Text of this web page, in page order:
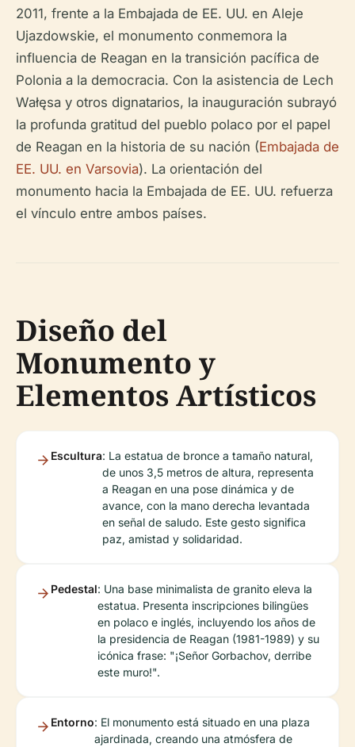
2011, frente a la Embajada de EE. UU. en Aleje
Ujazdowskie, el monumento conmemora la
influencia de Reagan en la transición pacífica de
Polonia a la democracia. Con la asistencia de Lech
Wałęsa y otros dignatarios, la inauguración subrayó
la profunda gratitud del pueblo polaco por el papel
de Reagan en la historia de su nación (Embajada de
EE. UU. en Varsovia). La orientación del
monumento hacia la Embajada de EE. UU. refuerza
el vínculo entre ambos países.
Diseño del
Monumento y
Elementos Artísticos
Escultura: La estatua de bronce a tamaño natural,
de unos 3,5 metros de altura, representa
a Reagan en una pose dinámica y de
avance, con la mano derecha levantada
en señal de saludo. Este gesto significa
paz, amistad y solidaridad.
Pedestal: Una base minimalista de granito eleva la
estatua. Presenta inscripciones bilingües
en polaco e inglés, incluyendo los años de
la presidencia de Reagan (1981-1989) y su
icónica frase: "¡Señor Gorbachov, derribe
este muro!".
Entorno: El monumento está situado en una plaza
ajardinada, creando una atmósfera de